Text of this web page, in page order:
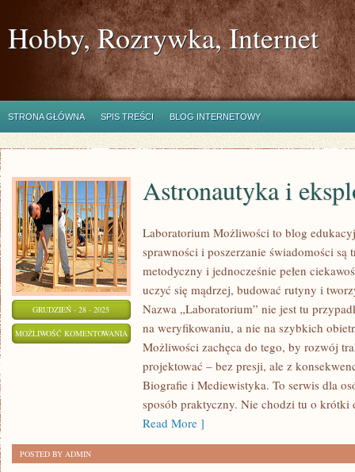
Hobby, Rozrywka, Internet
STRONA GŁÓWNA SPIS TREŚCI BLOG INTERNETOWY
GRUDZIEŃ - 28 - 2025
MOŻLIWOŚĆ KOMENTOWANIA ASTRONAUTYKA
EKSPLORACJA
KOSMOSU
Astronautyka i
Laboratorium Możliwości to blog
sprawności i poszerzanie świadomości
metodyczny i jednocześnie pełen
uczyć się mądrzej, budować rutyny i
Nazwa „Laboratorium” nie jest tu
na weryfikowaniu, a nie na szybkich
Możliwości zachęca do tego, by rozwój
projektować – bez presji, ale z
Biografie i Mediewistyka. To serwis dla
sposób praktyczny. Nie chodzi tu o
Read More ]
POSTED BY ADMIN